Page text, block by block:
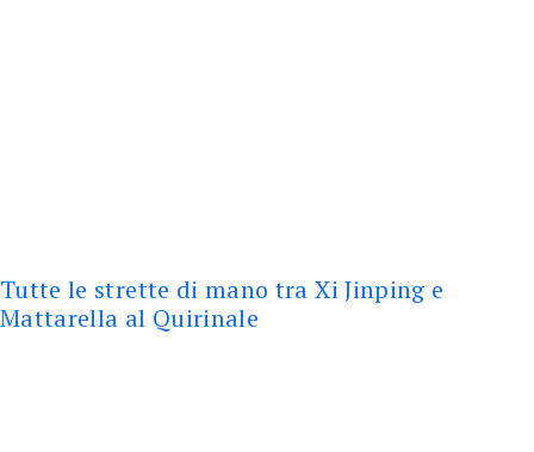
Tutte le strette di mano tra Xi Jinping e
Mattarella al Quirinale